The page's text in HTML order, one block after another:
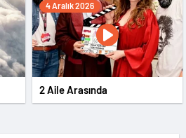
4 Aralık 2026
2 Aile Arasında